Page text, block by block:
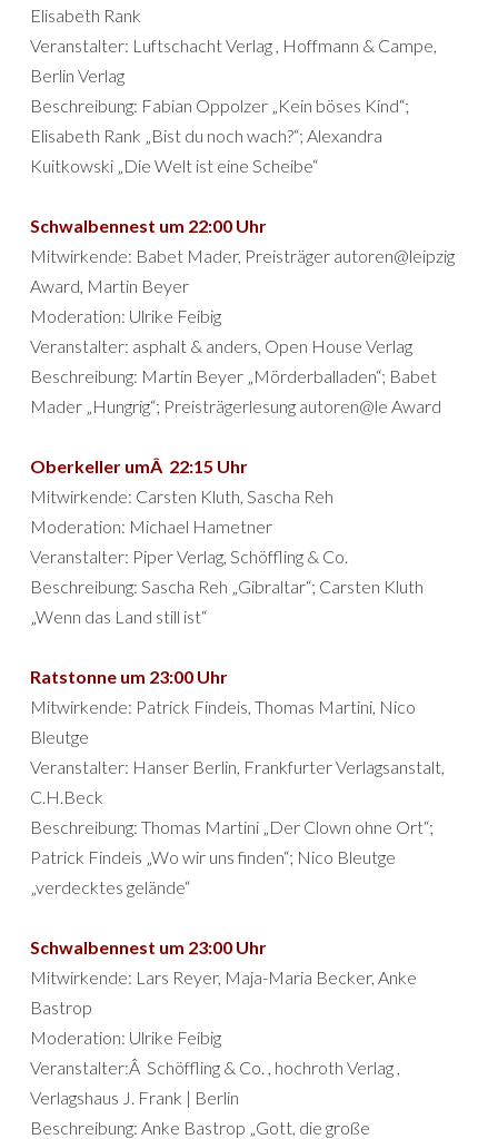
Elisabeth Rank
Veranstalter: Luftschacht Verlag , Hoffmann & Campe,
Berlin Verlag
Beschreibung: Fabian Oppolzer „Kein böses Kind“;
Elisabeth Rank „Bist du noch wach?“; Alexandra
Kuitkowski „Die Welt ist eine Scheibe“
Schwalbennest um 22:00 Uhr
Mitwirkende: Babet Mader, Preisträger autoren@leipzig
Award, Martin Beyer
Moderation: Ulrike Feibig
Veranstalter: asphalt & anders, Open House Verlag
Beschreibung: Martin Beyer „Mörderballaden“; Babet
Mader „Hungrig“; Preisträgerlesung autoren@le Award
Oberkeller umÂ 22:15 Uhr
Mitwirkende: Carsten Kluth, Sascha Reh
Moderation: Michael Hametner
Veranstalter: Piper Verlag, Schöffling & Co.
Beschreibung: Sascha Reh „Gibraltar“; Carsten Kluth
„Wenn das Land still ist“
Ratstonne um 23:00 Uhr
Mitwirkende: Patrick Findeis, Thomas Martini, Nico
Bleutge
Veranstalter: Hanser Berlin, Frankfurter Verlagsanstalt,
C.H.Beck
Beschreibung: Thomas Martini „Der Clown ohne Ort“;
Patrick Findeis „Wo wir uns finden“; Nico Bleutge
„verdecktes gelände“
Schwalbennest um 23:00 Uhr
Mitwirkende: Lars Reyer, Maja-Maria Becker, Anke
Bastrop
Moderation: Ulrike Feibig
Veranstalter:Â Schöffling & Co. , hochroth Verlag ,
Verlagshaus J. Frank | Berlin
Beschreibung: Anke Bastrop „Gott, die große